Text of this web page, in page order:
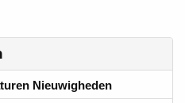
Nieuwigheden